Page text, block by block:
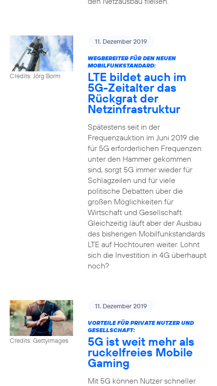
Credits: Jörg Borm
11. Dezember 2019
WEGBEREITER FÜR DEN NEUEN
MOBILFUNKSTANDARD:
LTE bildet auch im
5G-Zeitalter das
Rückgrat der
Netzinfrastruktur
Spätestens seit in der
Frequenzauktion im Juni 2019 die
für 5G erforderlichen Frequenzen
unter den Hammer gekommen
sind, sorgt 5G immer wieder für
Schlagzeilen und für viele
politische Debatten über die
großen Möglichkeiten für
Wirtschaft und Gesellschaft.
Gleichzeitig läuft aber der Ausbau
des bisherigen Mobilfunkstandards
LTE auf Hochtouren weiter. Lohnt
sich die Investition in 4G überhaupt
noch?
Credits: Gettyimages
11. Dezember 2019
VORTEILE FÜR PRIVATE NUTZER UND
GESELLSCHAFT:
5G ist weit mehr als
ruckelfreies Mobile
Gaming
Mit 5G können Nutzer schneller